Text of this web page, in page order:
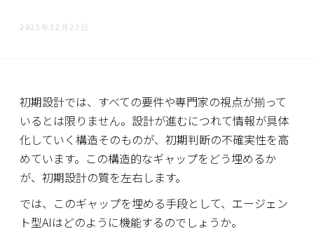
2025年12月23日
初期設計では、すべての要件や専門家の視点が揃って
いるとは限りません。設計が進むにつれて情報が具体
化していく構造そのものが、初期判断の不確実性を高
めています。この構造的なギャップをどう埋めるか
が、初期設計の質を左右します。
では、このギャップを埋める手段として、エージェン
ト型AIはどのように機能するのでしょうか。